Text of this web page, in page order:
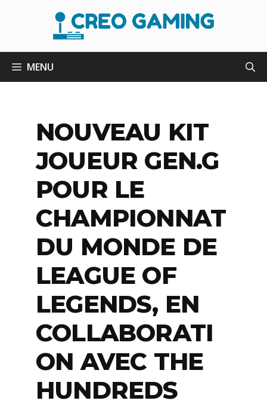
MENU
NOUVEAU KIT
JOUEUR GEN.G
POUR LE
CHAMPIONNAT
DU MONDE DE
LEAGUE OF
LEGENDS, EN
COLLABORATI
ON AVEC THE
HUNDREDS